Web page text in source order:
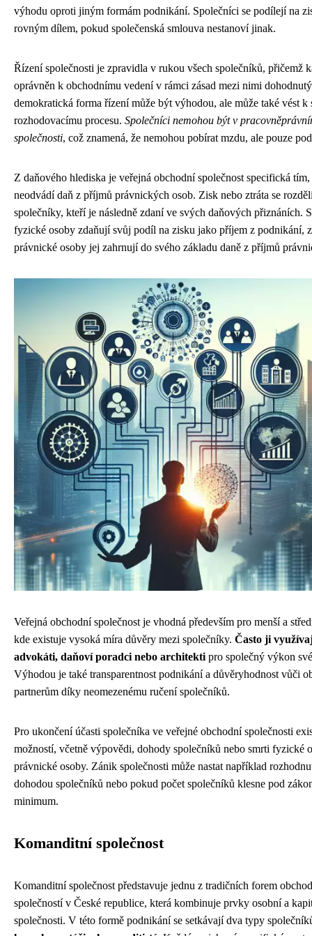
výhodu oproti jiným formám podnikání. Společníci se podílejí na
rovným dílem, pokud společenská smlouva nestanoví jinak.
Řízení společnosti je zpravidla v rukou všech společníků, přičemž
oprávněn k obchodnímu vedení v rámci zásad mezi nimi
demokratická forma řízení může být výhodou, ale může také vést k
rozhodovacímu procesu. Společníci nemohou být v
společnosti, což znamená, že nemohou pobírat mzdu, ale pouze
Z daňového hlediska je veřejná obchodní společnost specifická tím,
neodvádí daň z příjmů právnických osob. Zisk nebo ztráta se
společníky, kteří je následně zdaní ve svých daňových přiznáních.
fyzické osoby zdaňují svůj podíl na zisku jako příjem z podnikání,
právnické osoby jej zahrnují do svého základu daně z příjmů
Veřejná obchodní společnost je vhodná především pro menší a
kde existuje vysoká míra důvěry mezi společníky. Často ji
advokáti, daňoví poradci nebo architekti pro společný výkon
Výhodou je také transparentnost podnikání a důvěryhodnost vůči
partnerům díky neomezenému ručení společníků.
Pro ukončení účasti společníka ve veřejné obchodní společnosti
možností, včetně výpovědi, dohody společníků nebo smrti fyzické
právnické osoby. Zánik společnosti může nastat například
dohodou společníků nebo pokud počet společníků klesne pod
minimum.
Komanditní společnost
Komanditní společnost představuje jednu z tradičních forem
společností v České republice, která kombinuje prvky osobní a
společnosti. V této formě podnikání se setkávají dva typy